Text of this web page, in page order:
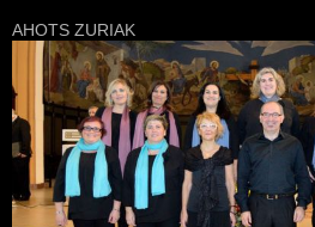
AHOTS ZURIAK